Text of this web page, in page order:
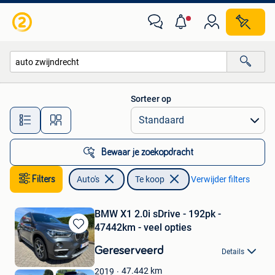
Alle afstanden…
Sorteer op
Bewaar je zoekopdracht
Filters Auto's Te koop Verwijder filters
Bewaren
in
Mijn
Favorieten
BMW X1 2.0i sDrive - 192pk -
47442km - veel opties
Gereserveerd Details
2019 47.442 km